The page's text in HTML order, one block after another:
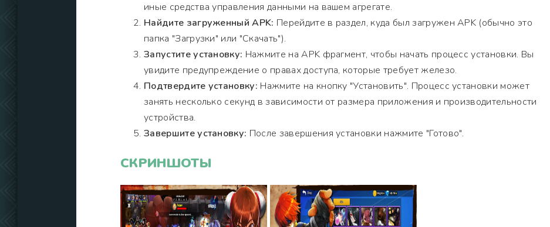
иные средства управления данными на вашем агрегате.
Найдите загруженный APK: Перейдите в раздел, куда был загружен APK (обычно это
папка "Загрузки" или "Скачать").
Запустите установку: Нажмите на APK фрагмент, чтобы начать процесс установки. Вы
увидите предупреждение о правах доступа, которые требует железо.
Подтвердите установку: Нажмите на кнопку "Установить". Процесс установки может
занять несколько секунд в зависимости от размера приложения и производительности
устройства.
Завершите установку: После завершения установки нажмите "Готово".
СКРИНШОТЫ